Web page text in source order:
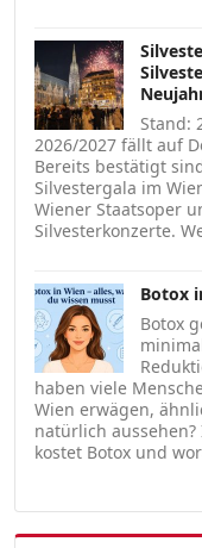
Stand:
2026/2027 fällt auf
Bereits bestätigt
Silvestergala im
Wiener Staatsoper
Silvesterkonzerte.
Botox
Botox
haben viele
Wien erwägen,
natürlich
kostet Botox und